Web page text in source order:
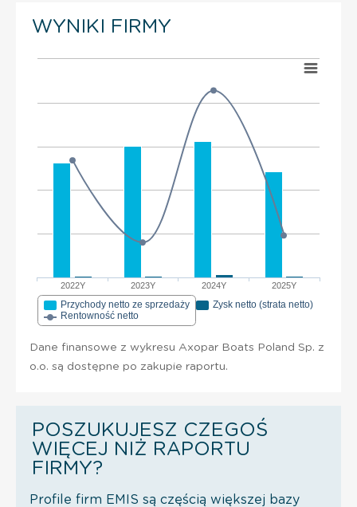
WYNIKI FIRMY
2022Y 2023Y 2024Y 2025Y
Przychody netto ze sprzedaży
Zysk netto (strata netto)
Rentowność netto
Dane finansowe z wykresu Axopar Boats Poland Sp. z
o.o. są dostępne po zakupie raportu.
POSZUKUJESZ CZEGOŚ
WIĘCEJ NIŻ RAPORTU
FIRMY?
Profile firm EMIS są częścią większej bazy